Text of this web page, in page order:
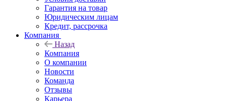
Гарантия на товар
Юридическим лицам
Кредит, рассрочка
Компания
Назад
Компания
О компании
Новости
Команда
Отзывы
Карьера